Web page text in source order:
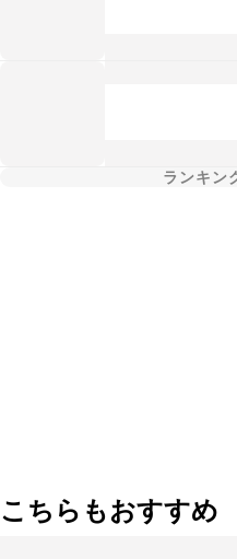
ランキン
こちらもおすすめ